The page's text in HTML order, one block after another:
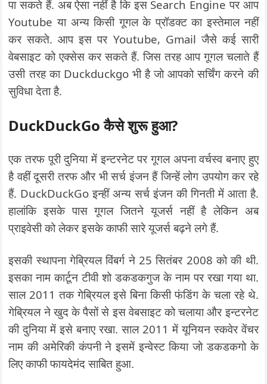
पा सकते हैं. अब ऐसा नहीं है कि इस Search Engine पर आप
Youtube या अन्य किसी गूगल के प्रॉडक्ट का इस्तेमाल नहीं
कर सकते. आप इस पर Youtube, Gmail जैसे कई सारी
वेबसाइट को एक्सेस कर सकते हैं. जिस तरह आप गूगल चलाते हैं
उसी तरह का Duckduckgo भी है जो आपको सर्चिंग करने की
सुविधा देता है.
DuckDuckGo कैसे शुरू हुआ?
एक तरफ पूरी दुनिया में इन्टरनेट पर गूगल अपना वर्चस्व बनाए हुए
है वहीं दूसरी तरफ और भी सर्च इंजन हैं जिन्हें लोग उपयोग कर रहे
हैं. DuckDuckGo इन्हीं अन्य सर्च इंजन की गिनती में आता है.
हालांकि इसके पास गूगल जितने यूजर्स नहीं है लेकिन अब
प्राइवेसी को लेकर इसके काफी सारे यूजर्स बढ़ने लगे हैं.
इसकी स्थापना गेब्रियल विंबर्ग ने 25 सितंबर 2008 को की थी.
इसका नाम कार्टून टीवी शो डकडकगुज के नाम पर रखा गया था.
साल 2011 तक गेब्रियल इसे बिना किसी फंडिंग के चला रहे थे.
गेब्रियल ने खुद के पैसों से इस वेबसाइट को चलाया और इन्टरनेट
की दुनिया में इसे बनाए रखा. साल 2011 में यूनियन स्कवेर वेंचर
नाम की अमेरिकी कंपनी ने इसमें इन्वेस्ट किया जो डकडकगो के
लिए काफी फायदेमंद साबित हुआ.